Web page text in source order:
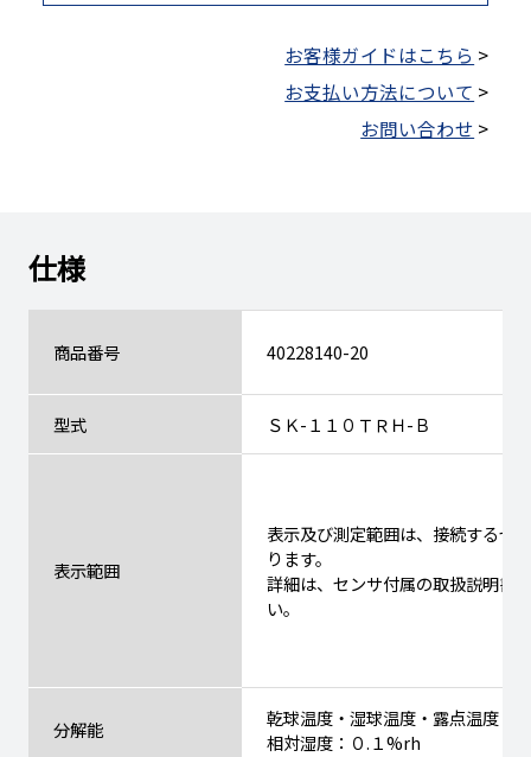
お客様ガイドはこちら >
お支払い方法について >
お問い合わせ >
仕様
商品番号 40228140-20
型式 ＳＫ-１１０ＴＲＨ-Ｂ
表示範囲
表示及び測定範囲は、接続するセ
ります。
詳細は、センサ付属の取扱説明書
い。
分解能
乾球温度・湿球温度・露点温度：
相対湿度：０.１%rh